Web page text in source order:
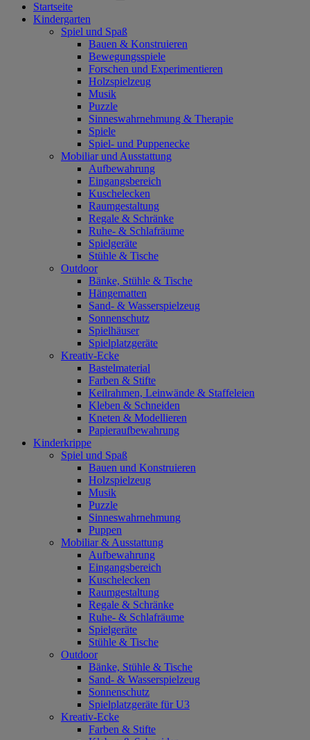
Startseite
Kindergarten
Spiel und Spaß
Bauen & Konstruieren
Bewegungsspiele
Forschen und Experimentieren
Holzspielzeug
Musik
Puzzle
Sinneswahrnehmung & Therapie
Spiele
Spiel- und Puppenecke
Mobiliar und Ausstattung
Aufbewahrung
Eingangsbereich
Kuschelecken
Raumgestaltung
Regale & Schränke
Ruhe- & Schlafräume
Spielgeräte
Stühle & Tische
Outdoor
Bänke, Stühle & Tische
Hängematten
Sand- & Wasserspielzeug
Sonnenschutz
Spielhäuser
Spielplatzgeräte
Kreativ-Ecke
Bastelmaterial
Farben & Stifte
Keilrahmen, Leinwände & Staffeleien
Kleben & Schneiden
Kneten & Modellieren
Papieraufbewahrung
Kinderkrippe
Spiel und Spaß
Bauen und Konstruieren
Holzspielzeug
Musik
Puzzle
Sinneswahrnehmung
Puppen
Mobiliar & Ausstattung
Aufbewahrung
Eingangsbereich
Kuschelecken
Raumgestaltung
Regale & Schränke
Ruhe- & Schlafräume
Spielgeräte
Stühle & Tische
Outdoor
Bänke, Stühle & Tische
Sand- & Wasserspielzeug
Sonnenschutz
Spielplatzgeräte für U3
Kreativ-Ecke
Farben & Stifte